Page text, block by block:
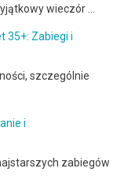
wieczór …
35+: Zabiegi i
szczególnie
i
zabiegów